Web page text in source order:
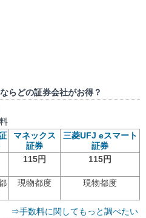
らどの証券会社がお得？
マネックス
証券
三菱UFJ eスマート
証券
115円 115円
現物都度 現物都度
⇒手数料に関してもっと調べたい